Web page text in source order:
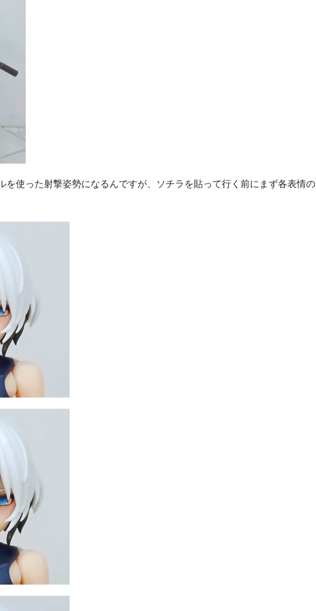
を使った射撃姿勢になるんですが、ソチラを貼って行く前にまず各表情の